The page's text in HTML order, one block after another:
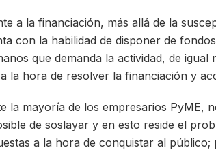
a la financiación, más allá de la
con la habilidad de disponer de
que demanda la actividad, de
la hora de resolver la financiación y
la mayoría de los empresarios PyME,
de soslayar y en esto reside el
a la hora de conquistar al